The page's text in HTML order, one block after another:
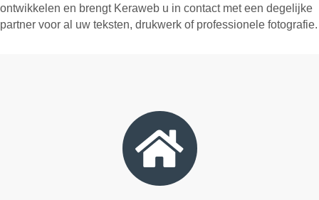
ontwikkelen en brengt Keraweb u in contact met een degelijke
partner voor al uw teksten, drukwerk of professionele fotografie.